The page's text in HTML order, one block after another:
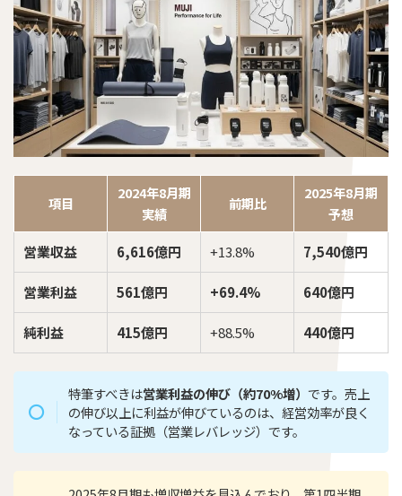
項目
2024年8月期
実績
前期比
2025年8月期
予想
営業収益
6,616億円 +13.8% 7,540億円
営業利益 561億円 +69.4% 640億円
純利益 415億円 +88.5% 440億円
特筆すべきは営業利益の伸び（約70%増）です。売上
の伸び以上に利益が伸びているのは、経営効率が良く
なっている証拠（営業レバレッジ）です。